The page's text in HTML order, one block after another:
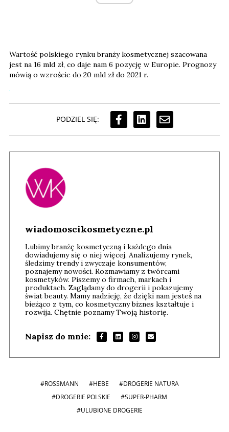
Wartość polskiego rynku branży kosmetycznej szacowana
jest na 16 mld zł, co daje nam 6 pozycję w Europie. Prognozy
mówią o wzroście do 20 mld zł do 2021 r.
PODZIEL SIĘ:
wiadomoscikosmetyczne.pl
Lubimy branżę kosmetyczną i każdego dnia
dowiadujemy się o niej więcej. Analizujemy rynek,
śledzimy trendy i zwyczaje konsumentów,
poznajemy nowości. Rozmawiamy z twórcami
kosmetyków. Piszemy o firmach, markach i
produktach. Zaglądamy do drogerii i pokazujemy
świat beauty. Mamy nadzieję, że dzięki nam jesteś na
bieżąco z tym, co kosmetyczny biznes kształtuje i
rozwija. Chętnie poznamy Twoją historię.
Napisz do mnie:
#ROSSMANN #HEBE
#DROGERIE NATURA
#DROGERIE POLSKIE
#SUPER-PHARM
#ULUBIONE DROGERIE